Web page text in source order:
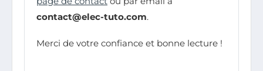
contact@elec-tuto.com.
Merci de votre confiance et bonne lecture !